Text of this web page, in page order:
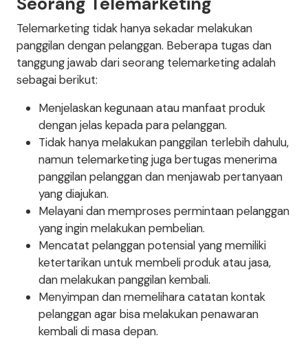
Telemarketing tidak hanya sekadar melakukan
panggilan dengan pelanggan. Beberapa tugas dan
tanggung jawab dari seorang telemarketing adalah
sebagai berikut:
Menjelaskan kegunaan atau manfaat produk
dengan jelas kepada para pelanggan.
Tidak hanya melakukan panggilan terlebih dahulu,
namun telemarketing juga bertugas menerima
panggilan pelanggan dan menjawab pertanyaan
yang diajukan.
Melayani dan memproses permintaan pelanggan
yang ingin melakukan pembelian.
Mencatat pelanggan potensial yang memiliki
ketertarikan untuk membeli produk atau jasa,
dan melakukan panggilan kembali.
Menyimpan dan memelihara catatan kontak
pelanggan agar bisa melakukan penawaran
kembali di masa depan.